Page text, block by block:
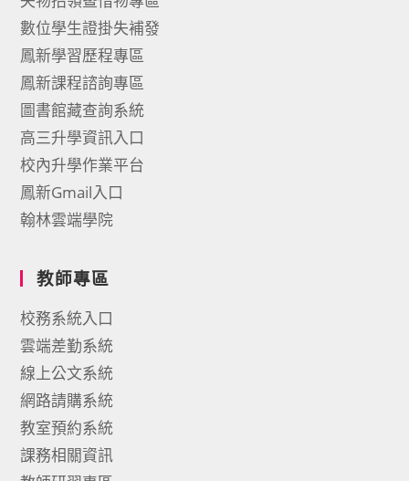
數位學生證掛失補發
鳳新學習歷程專區
鳳新課程諮詢專區
圖書館藏查詢系統
高三升學資訊入口
校內升學作業平台
鳳新Gmail入口
翰林雲端學院
教師專區
校務系統入口
雲端差勤系統
線上公文系統
網路請購系統
教室預約系統
課務相關資訊